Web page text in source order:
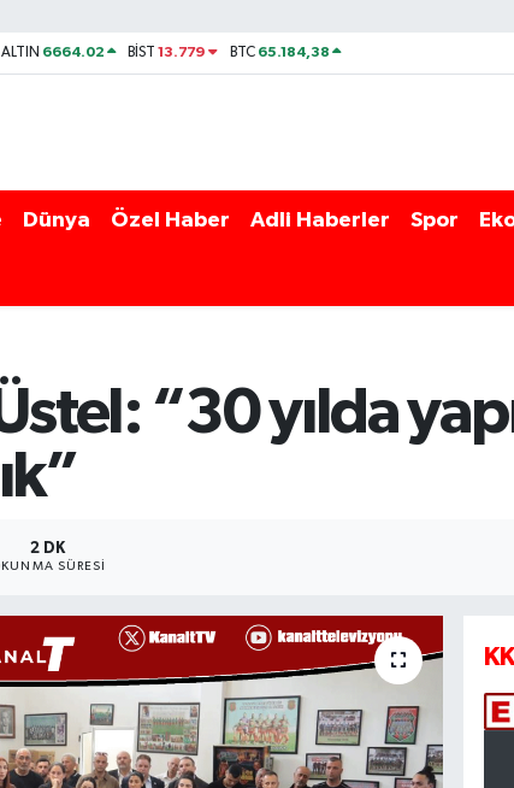
ALTIN 6664.02 BİST13.779 BTC 65.184,38
Dünya Özel Haber Adli Haberler Spor
“30 yılda
2 DK
SÜRESI